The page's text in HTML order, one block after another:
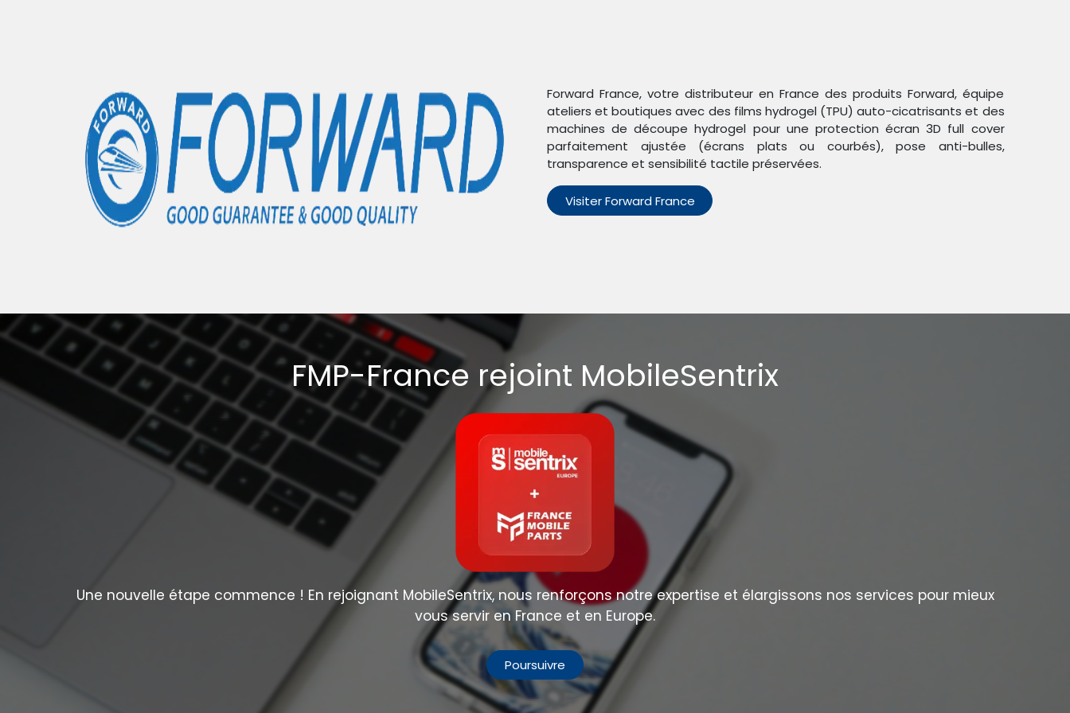
Accueil
Boutique Moule de changement d'emplacement de nappe pour iPhone 12 Mini - FORWARD FW-L08-1
Moule de changement
Partager :
Forward France, votre distributeur en France des produits Forward, équipe
ateliers et boutiques avec des films hydrogel (TPU) auto-cicatrisants et des
machines de découpe hydrogel pour une protection écran 3D full cover
parfaitement ajustée (écrans plats ou courbés), pose anti-bulles,
transparence et sensibilité tactile préservées.
Visiter Forward France
FMP-France rejoint MobileSentrix
Une nouvelle étape commence ! En rejoignant MobileSentrix, nous renforçons notre expertise et élargissons nos services pour mieux
vous servir en France et en Europe.
Poursuivre